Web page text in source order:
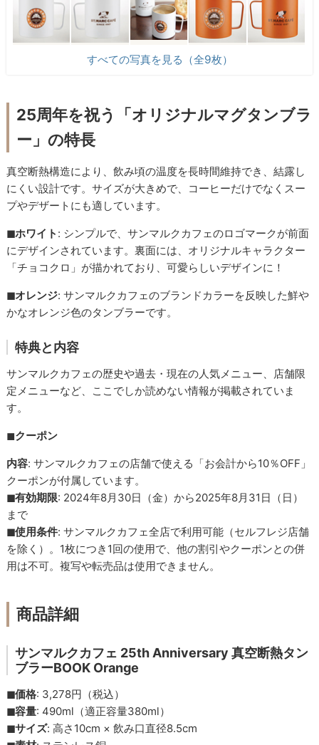
すべての写真を見る（全9枚）
25周年を祝う「オリジナルマグタンブラ
ー」の特長
真空断熱構造により、飲み頃の温度を長時間維持でき、結露し
にくい設計です。サイズが大きめで、コーヒーだけでなくスー
プやデザートにも適しています。
◼︎ホワイト : シンプルで、サンマルクカフェのロゴマークが前面
にデザインされています。裏面には、オリジナルキャラクター
「チョコクロ」が描かれており、可愛らしいデザインに！
◼︎オレンジ: サンマルクカフェのブランドカラーを反映した鮮や
かなオレンジ色のタンブラーです。
特典と内容
サンマルクカフェの歴史や過去・現在の人気メニュー、店舗限
定メニューなど、ここでしか読めない情報が掲載されていま
す。
◼︎クーポン
内容: サンマルクカフェの店舗で使える「お会計から10％OFF」
クーポンが付属しています。
◼︎有効期限: 2024年8月30日（金）から2025年8月31日（日）
まで
◼︎使用条件: サンマルクカフェ全店で利用可能（セルフレジ店舗
を除く）。1枚につき1回の使用で、他の割引やクーポンとの併
用は不可。複写や転売品は使用できません。
商品詳細
サンマルクカフェ 25th Anniversary 真空断熱タン
ブラーBOOK Orange
◼︎価格: 3,278円（税込）
◼︎容量: 490ml（適正容量380ml）
◼︎サイズ: 高さ10cm × 飲み口直径8.5cm